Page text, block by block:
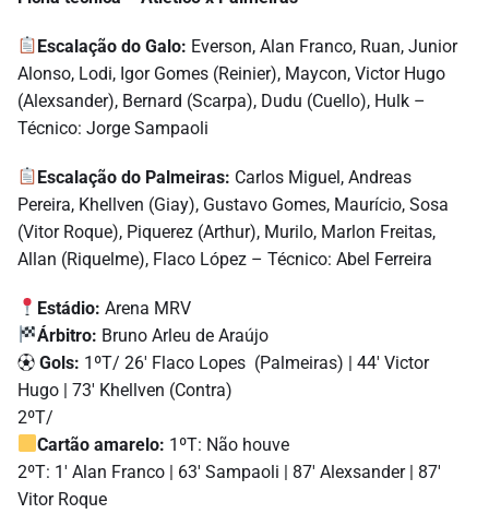
Escalação do Galo: Everson, Alan Franco, Ruan, Junior
Alonso, Lodi, Igor Gomes (Reinier), Maycon, Victor Hugo
(Alexsander), Bernard (Scarpa), Dudu (Cuello), Hulk –
Técnico: Jorge Sampaoli
Escalação do Palmeiras: Carlos Miguel, Andreas
Pereira, Khellven (Giay), Gustavo Gomes, Maurício, Sosa
(Vitor Roque), Piquerez (Arthur), Murilo, Marlon Freitas,
Allan (Riquelme), Flaco López – Técnico: Abel Ferreira
Estádio: Arena MRV
Árbitro: Bruno Arleu de Araújo
⚽︎ Gols: 1ºT/ 26′ Flaco Lopes (Palmeiras) | 44′ Victor
Hugo | 73′ Khellven (Contra)
2ºT/
Cartão amarelo: 1ºT: Não houve
2ºT: 1′ Alan Franco | 63′ Sampaoli | 87′ Alexsander | 87′
Vitor Roque